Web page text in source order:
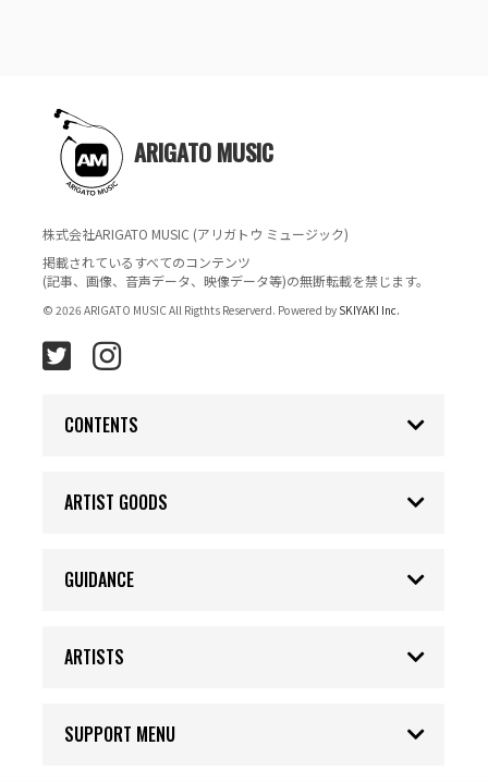
ARIGATO MUSIC
株式会社ARIGATO MUSIC (アリガトウ ミュージック)
掲載されているすべてのコンテンツ
(記事、画像、音声データ、映像データ等)の無断転載を禁じます。
© 2026 ARIGATO MUSIC All Rigthts Reserverd. Powered by SKIYAKI Inc.
CONTENTS
ARTIST GOODS
GUIDANCE
ARTISTS
SUPPORT MENU